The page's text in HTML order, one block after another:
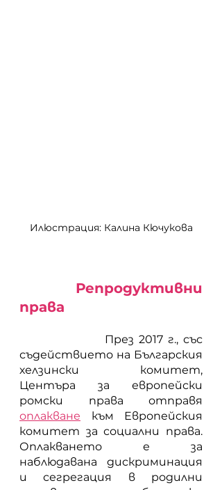
Илюстрация: Калина Кючукова
Репродуктивни
права
съдействието на Българския
хелзински комитет,
Центъра за европейски
ромски права отправя
оплакване към Европейския
комитет за социални права.
Оплакването е за
наблюдавана дискриминация
и сегрегация в родилни